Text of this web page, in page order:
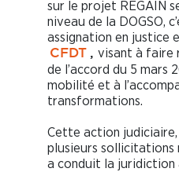
sur le projet REGAIN
niveau de la DOGSO,
assignation en justice
CFDT , visant à faire
de l’accord du 5 mars
mobilité et à
transformations.
Cette action judiciaire,
plusieurs sollicitations
a conduit la juridiction